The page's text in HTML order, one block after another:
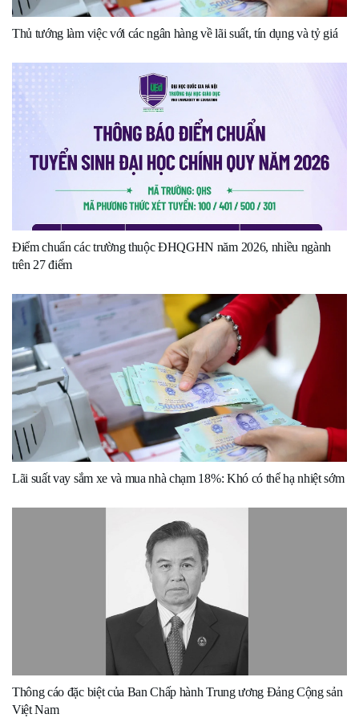
Thủ tướng làm việc với các ngân hàng về lãi suất, tín dụng và tỷ giá
Điểm chuẩn các trường thuộc ĐHQGHN năm 2026, nhiều ngành
trên 27 điểm
Lãi suất vay sắm xe và mua nhà chạm 18%: Khó có thể hạ nhiệt sớm
Thông cáo đặc biệt của Ban Chấp hành Trung ương Đảng Cộng sản
Việt Nam